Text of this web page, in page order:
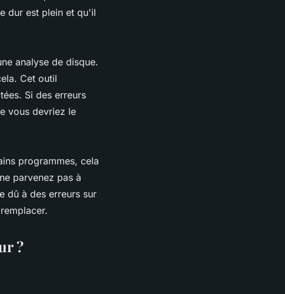
dur est plein et qu'il
analyse de disque.
Cet outil
Si des erreurs
vous devriez le
programmes, cela
parvenez pas à
dû à des erreurs sur
?